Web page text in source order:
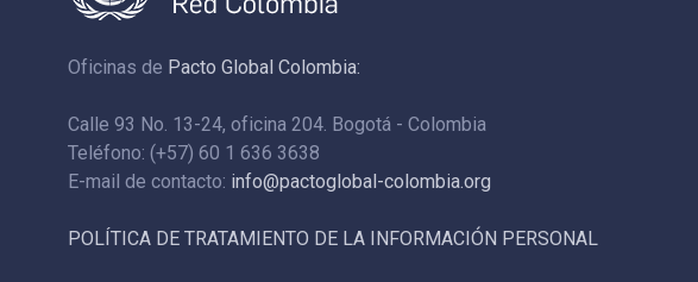
Oficinas de Pacto Global Colombia:
Calle 93 No. 13-24, oficina 204. Bogotá - Colombia
Teléfono: (+57) 60 1 636 3638
E-mail de contacto: info@pactoglobal-colombia.org
POLÍTICA DE TRATAMIENTO DE LA INFORMACIÓN PERSONAL